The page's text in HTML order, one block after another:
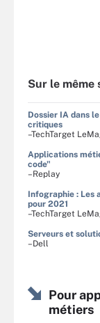
Sur le même
Dossier IA dans
critiques
–TechTarget
Applications
code"
–Replay
Infographie : Les
pour 2021
–TechTarget
Serveurs et
–Dell
Pour
métiers